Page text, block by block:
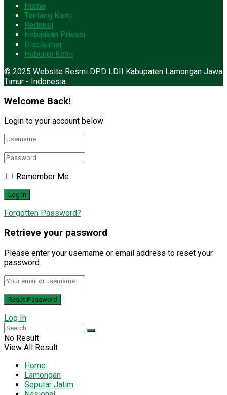
Home
Tentang Kami
Redaksi
Kebijakan Privasi
Disclaimer
Hubungi Kami
© 2025 Website Resmi DPD LDII Kabupaten Lamongan Jawa
Timur - Indonesia
Welcome Back!
Login to your account below
Remember Me
Forgotten Password?
Retrieve your password
Please enter your username or email address to reset your
password.
Log In
No Result
View All Result
Home
Lamongan
Seputar Jatim